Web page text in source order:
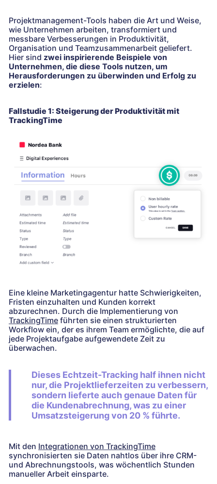
Projektmanagement-Tools haben die Art und Weise,
wie Unternehmen arbeiten, transformiert und
messbare Verbesserungen in Produktivität,
Organisation und Teamzusammenarbeit geliefert.
Hier sind zwei inspirierende Beispiele von
Unternehmen, die diese Tools nutzen, um
Herausforderungen zu überwinden und Erfolg zu
erzielen:
Fallstudie 1: Steigerung der Produktivität mit
TrackingTime
Eine kleine Marketingagentur hatte Schwierigkeiten,
Fristen einzuhalten und Kunden korrekt
abzurechnen. Durch die Implementierung von
TrackingTime führten sie einen strukturierten
Workflow ein, der es ihrem Team ermöglichte, die auf
jede Projektaufgabe aufgewendete Zeit zu
überwachen.
Dieses Echtzeit-Tracking half ihnen nicht
nur, die Projektlieferzeiten zu verbessern,
sondern lieferte auch genaue Daten für
die Kundenabrechnung, was zu einer
Umsatzsteigerung von 20 % führte.
Mit den Integrationen von TrackingTime
synchronisierten sie Daten nahtlos über ihre CRM-
und Abrechnungstools, was wöchentlich Stunden
manueller Arbeit einsparte.